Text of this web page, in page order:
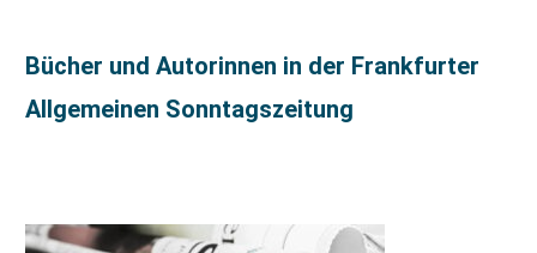
Bücher und Autorinnen in der Frankfurter
Allgemeinen Sonntagszeitung